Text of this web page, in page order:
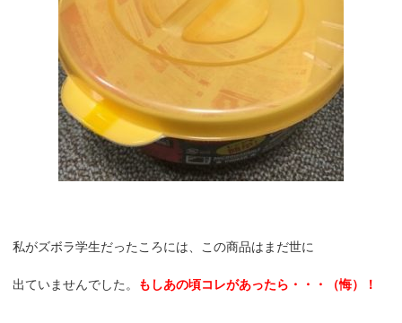
私がズボラ学生だったころには、この商品はまだ世に
出ていませんでした。 もしあの頃コレがあったら・・・（悔）！